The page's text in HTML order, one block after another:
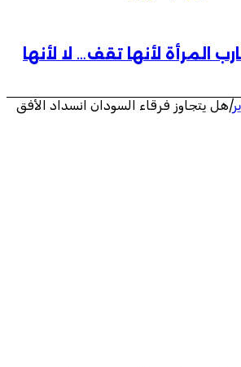
المرأة لأنها تقف… لا لأنها
|هل يتجاوز فرقاء السودان انسداد الأفق